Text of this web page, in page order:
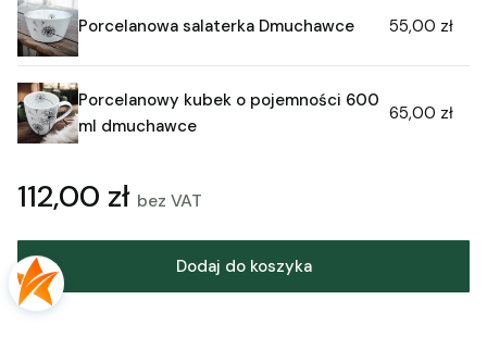
jest trwały i łatwy w utrzymaniu czystości. Można
go myć zarówno ręcznie, jak i w zmywarce, co
sprawia, że korzystanie z niego jest naprawdę
wygodne.
Porcelanowa salaterka Dmuchawce 55,00 zł
Porcelanowy kubek o pojemności 600
ml dmuchawce
65,00 zł
112,00 zł bez VAT
Dodaj do koszyka